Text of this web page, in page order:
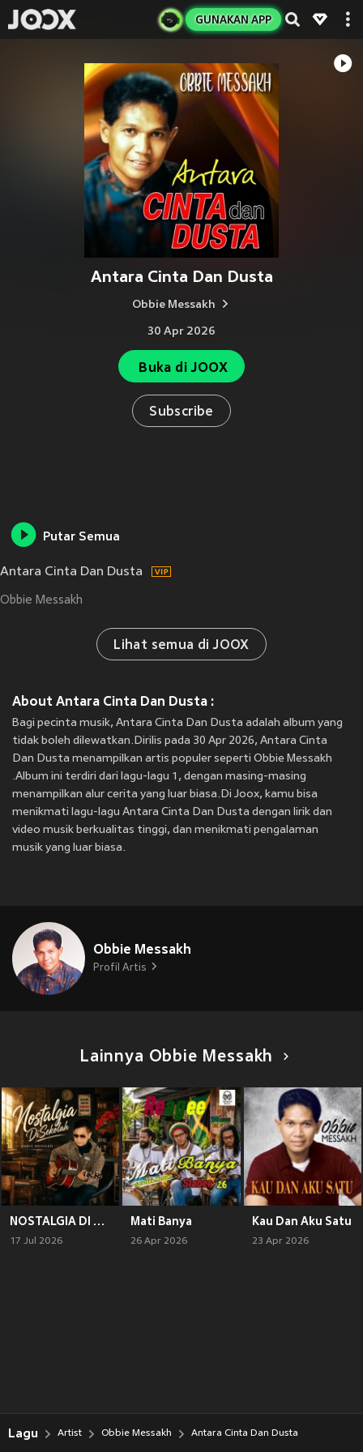
GUNAKAN APP
Antara Cinta Dan Dusta
Obbie Messakh
30 Apr 2026
Buka di JOOX
Subscribe
Putar Semua
Antara Cinta Dan Dusta
Obbie Messakh
Lihat semua di JOOX
About Antara Cinta Dan Dusta :
Bagi pecinta musik, Antara Cinta Dan Dusta adalah album yang
tidak boleh dilewatkan.Dirilis pada 30 Apr 2026, Antara Cinta
Dan Dusta menampilkan artis populer seperti Obbie Messakh
.Album ini terdiri dari lagu-lagu 1, dengan masing-masing
menampilkan alur cerita yang luar biasa.Di Joox, kamu bisa
menikmati lagu-lagu Antara Cinta Dan Dusta dengan lirik dan
video musik berkualitas tinggi, dan menikmati pengalaman
musik yang luar biasa.
Obbie Messakh
Profil Artis
Lainnya Obbie Messakh
NOSTALGIA DI SEKOLAH
17 Jul 2026
Mati Banya
26 Apr 2026
Kau Dan Aku Satu
23 Apr 2026
Lagu Artist Obbie Messakh Antara Cinta Dan Dusta